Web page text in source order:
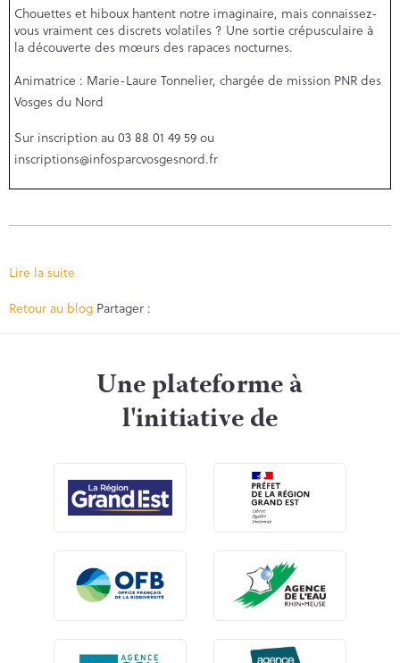
Chouettes et hiboux hantent notre imaginaire, mais connaissez-
vous vraiment ces discrets volatiles ? Une sortie crépusculaire à
la découverte des mœurs des rapaces nocturnes.
Animatrice : Marie-Laure Tonnelier, chargée de mission PNR des
Vosges du Nord
Sur inscription au 03 88 01 49 59 ou
inscriptions@infosparcvosgesnord.fr
Lire la suite
Retour au blog Partager :
Une plateforme à
l'initiative de